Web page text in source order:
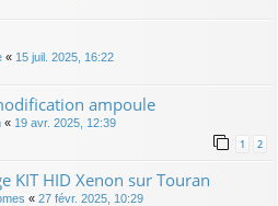
« 15 juil. 2025, 16:22
ampoule
« 19 avr. 2025, 12:39
1 2
KIT HID Xenon sur Touran
« 27 févr. 2025, 10:29